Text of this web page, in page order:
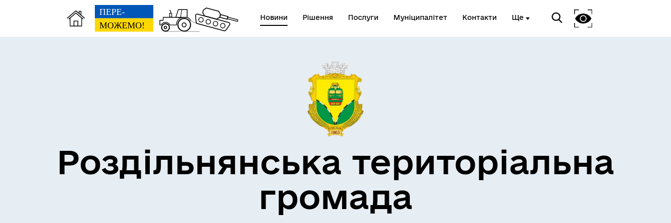
Новини Рішення Послуги Муніципалітет Контакти Ще
Пам’яті військових громади
Роздільнянська територіальна
громада